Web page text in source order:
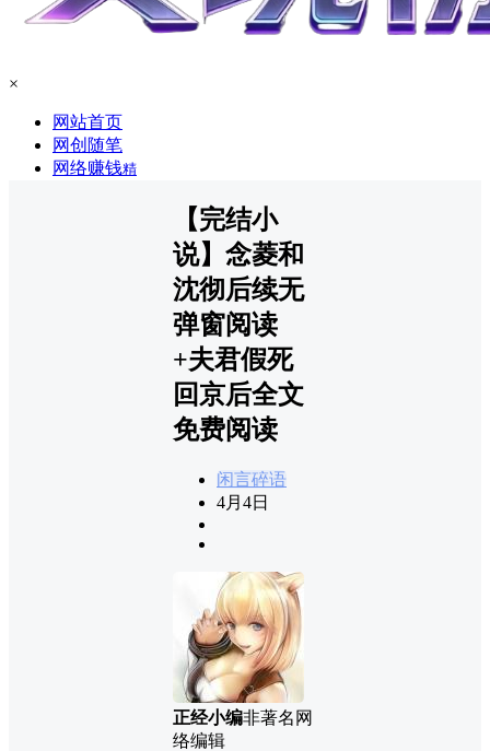
×
网站首页
网创随笔
网络赚钱精
【完结小
说】念菱和
沈彻后续无
弹窗阅读
+夫君假死
回京后全文
免费阅读
闲言碎语
4月4日
正经小编非著名网
络编辑